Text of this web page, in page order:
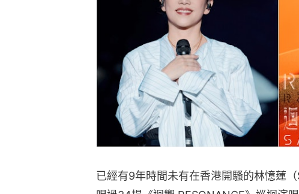
已經有9年時間未有在香港開騷的林憶蓮